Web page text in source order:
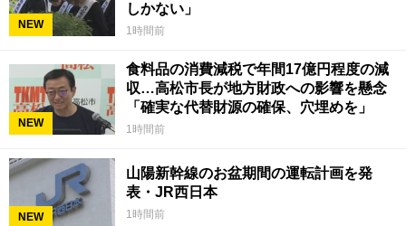
NEW
しかない」
1時間前
NEW
食料品の消費減税で年間17億円程度の減
収…高松市長が地方財政への影響を懸念
「確実な代替財源の確保、穴埋めを」
1時間前
NEW
山陽新幹線のお盆期間の運転計画を発
表・JR西日本
1時間前